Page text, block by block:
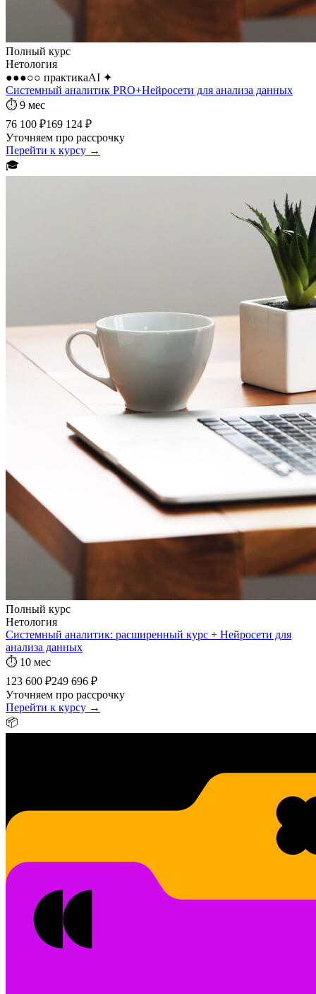
Полный курс
Нетология
●●●○○ практикаAI ✦
Системный аналитик PRO+Нейросети для анализа данных
⏱ 9 мес
76 100 ₽169 124 ₽
Уточняем про рассрочку
Перейти к курсу →
🎓
Полный курс
Нетология
Системный аналитик: расширенный курс + Нейросети для
анализа данных
⏱ 10 мес
123 600 ₽249 696 ₽
Уточняем про рассрочку
Перейти к курсу →
📦